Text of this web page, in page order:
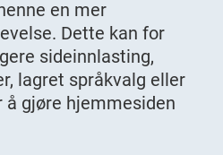
en mer
Dette kan for
sideinnlasting,
lagret språkvalg eller
gjøre hjemmesiden